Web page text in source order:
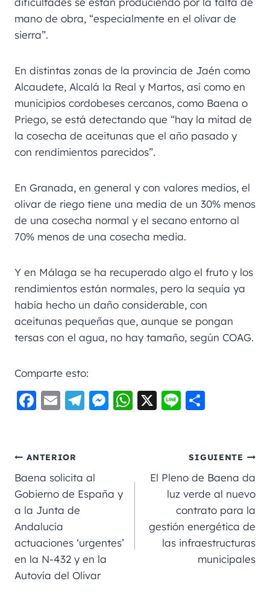
mano de obra, “especialmente en el olivar de
sierra”.
En distintas zonas de la provincia de Jaén como
Alcaudete, Alcalá la Real y Martos, así como en
municipios cordobeses cercanos, como Baena o
Priego, se está detectando que “hay la mitad de
la cosecha de aceitunas que el año pasado y
con rendimientos parecidos”.
En Granada, en general y con valores medios, el
olivar de riego tiene una media de un 30% menos
de una cosecha normal y el secano entorno al
70% menos de una cosecha media.
Y en Málaga se ha recuperado algo el fruto y los
rendimientos están normales, pero la sequía ya
había hecho un daño considerable, con
aceitunas pequeñas que, aunque se pongan
tersas con el agua, no hay tamaño, según COAG.
Comparte esto:
F
e
b
o
o
k
E
l
Te
m
M
g
W
A
X
Li
p
a
rt
ir
ANTERIOR
Baena solicita al
Gobierno de España y
a la Junta de
Andalucía
actuaciones ‘urgentes’
en la N-432 y en la
Autovía del Olivar
SIGUIENTE
El Pleno de Baena da
luz verde al nuevo
contrato para la
gestión energética de
las infraestructuras
municipales